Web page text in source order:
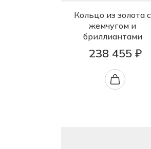
Кольцо из золота с
жемчугом и
бриллиантами
238 455 ₽